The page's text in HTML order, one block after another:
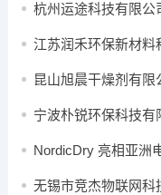
杭州运途科技有限公
江苏润禾环保新材料
昆山旭晨干燥剂有
宁波朴锐环保科技
NordicDry 亮相亚洲
无锡市竞杰物联网科